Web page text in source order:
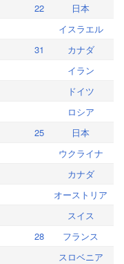
22
日本
イスラエル
31
カナダ
イラン
ドイツ
ロシア
25
日本
ウクライナ
カナダ
オーストリア
スイス
28
フランス
スロベニア